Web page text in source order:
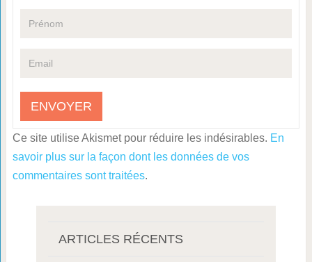
Ce site utilise Akismet pour réduire les indésirables. En
savoir plus sur la façon dont les données de vos
commentaires sont traitées.
ARTICLES RÉCENTS